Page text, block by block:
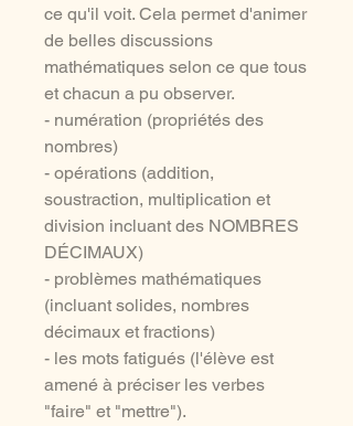
ce qu'il voit. Cela permet d'animer
de belles discussions
mathématiques selon ce que tous
et chacun a pu observer.
- numération (propriétés des
nombres)
- opérations (addition,
soustraction, multiplication et
division incluant des NOMBRES
DÉCIMAUX)
- problèmes mathématiques
(incluant solides, nombres
décimaux et fractions)
- les mots fatigués (l'élève est
amené à préciser les verbes
"faire" et "mettre").